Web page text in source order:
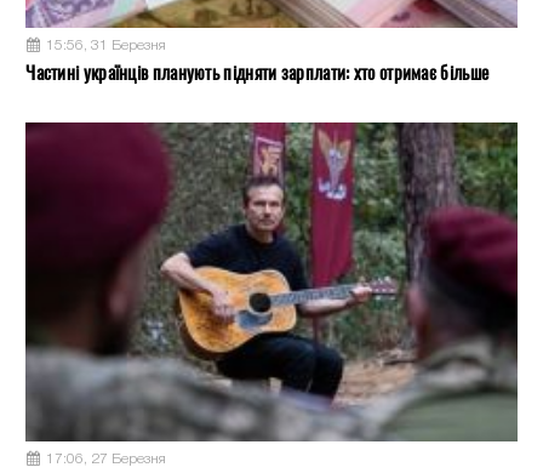
15:56, 31 Березня
Частині українців планують підняти зарплати: хто отримає більше
17:06, 27 Березня